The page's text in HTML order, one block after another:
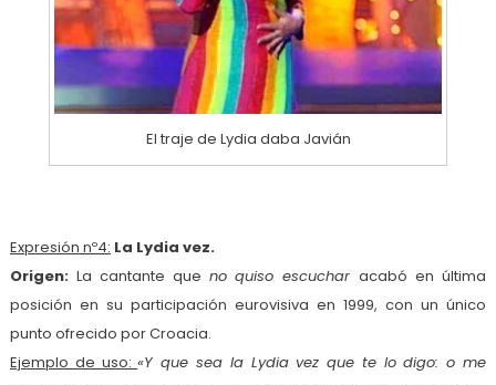
El traje de Lydia daba Javián
Expresión nº4: La Lydia vez.
Origen:La cantante que no quiso escucharacabó en última
posición en su participación eurovisiva en 1999, con un único
punto ofrecido por Croacia.
Ejemplo de uso:«Y que sea la Lydia vez que te lo digo: o me